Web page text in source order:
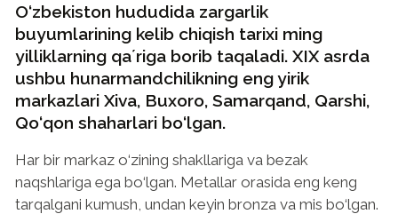
O‘zbekiston hududida zargarlik
buyumlarining kelib chiqish tarixi ming
yilliklarning qaʼriga borib taqaladi. XIX asrda
ushbu hunarmandchilikning eng yirik
markazlari Xiva, Buxoro, Samarqand, Qarshi,
Qo‘qon shaharlari bo‘lgan.
Har bir markaz o‘zining shakllariga va bezak
naqshlariga ega bo‘lgan. Metallar orasida eng keng
tarqalgani kumush, undan keyin bronza va mis bo‘lgan.